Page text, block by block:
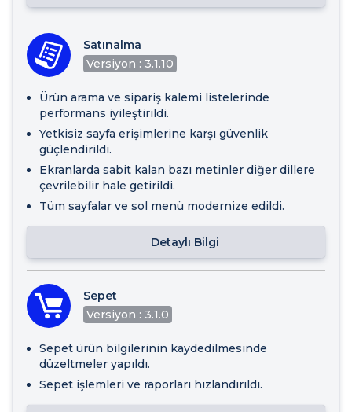
Satınalma
Versiyon : 3.1.10
Ürün arama ve sipariş kalemi listelerinde
performans iyileştirildi.
Yetkisiz sayfa erişimlerine karşı güvenlik
güçlendirildi.
Ekranlarda sabit kalan bazı metinler diğer dillere
çevrilebilir hale getirildi.
Tüm sayfalar ve sol menü modernize edildi.
Detaylı Bilgi
Sepet
Versiyon : 3.1.0
Sepet ürün bilgilerinin kaydedilmesinde
düzeltmeler yapıldı.
Sepet işlemleri ve raporları hızlandırıldı.